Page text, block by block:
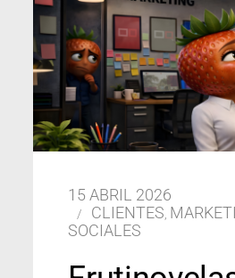
15 ABRIL 2026
CLIENTES
SOCIALES